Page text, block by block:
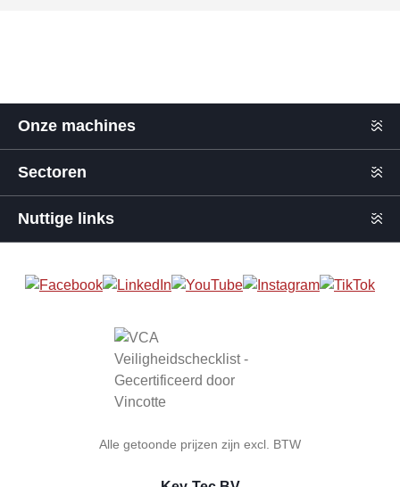
Onze machines
Sectoren
Nuttige links
Alle getoonde prijzen zijn excl. BTW